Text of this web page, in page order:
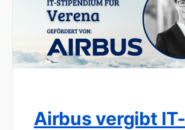
Airbus vergibt IT-